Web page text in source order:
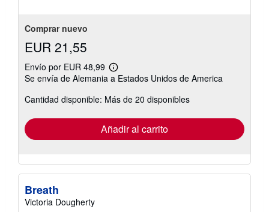
Comprar nuevo
EUR 21,55
Envío por EUR 48,99
Más
información
las
envío
Se envía de Alemania a Estados Unidos de America
Cantidad disponible: Más de 20 disponibles
Añadir al carrito
Breath
Victoria Dougherty